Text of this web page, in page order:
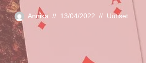
Annika 13/04/2022 Uutiset